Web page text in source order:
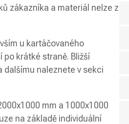
zákazníka a materiál nelze z
u kartáčovaného
po krátké straně. Bližší
dalšímu naleznete v sekci
mm a 1000x1000
na základě individuální